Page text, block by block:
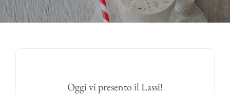
Oggi vi presento il Lassi!